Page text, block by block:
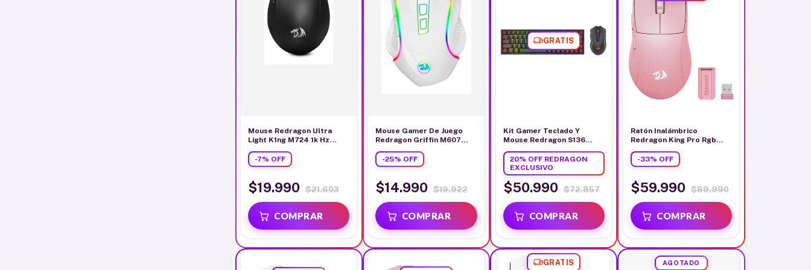
Mouse Redragon Ultra
Light K1ng M724 1k Hz
-7% OFF
$19.990 $21.603
Mouse Gamer De Juego
Redragon Griffin M607
-25% OFF
$14.990 $19.922
GRATIS
Kit Gamer Teclado Y
Mouse Redragon S136
20% OFF REDRAGON
EXCLUSIVO
$50.990 $72.857
Ratón Inalámbrico
Redragon King Pro Rgb
-33% OFF
$59.990 $89.990
GRATIS AGOTADO